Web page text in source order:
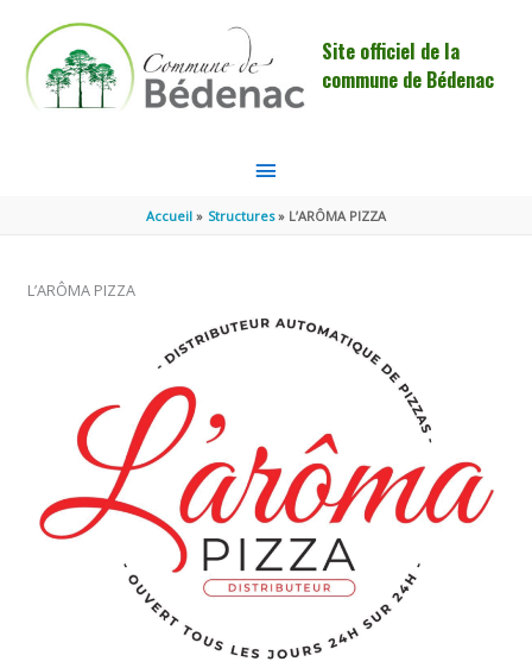
Site officiel de la
commune de Bédenac
MENU
PRINCIPAL
Accueil Structures L’ARÔMA PIZZA
L’ARÔMA PIZZA